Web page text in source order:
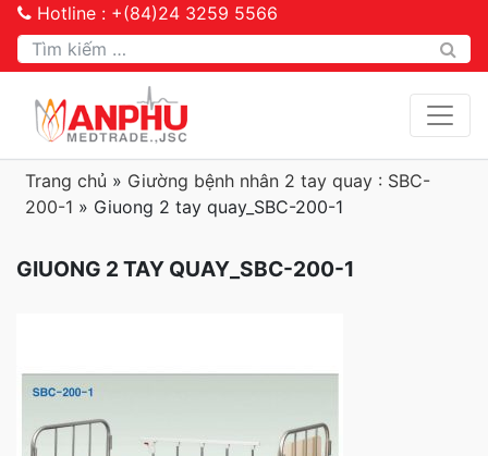
Hotline : +(84)24 3259 5566
Tìm kiếm
Trang chủ » Giường bệnh nhân 2 tay quay : SBC-
200-1 » Giuong 2 tay quay_SBC-200-1
GIUONG 2 TAY QUAY_SBC-200-1